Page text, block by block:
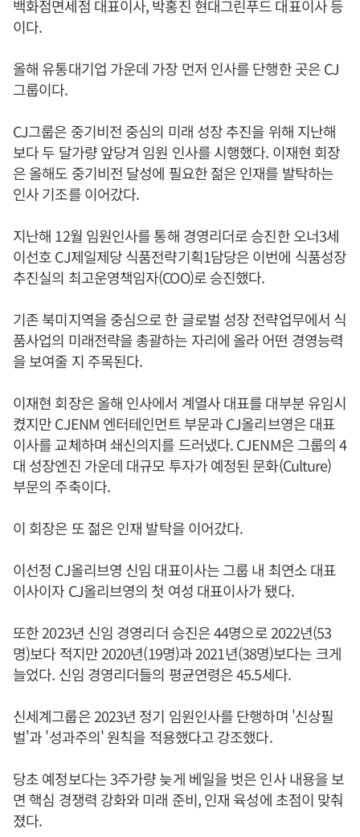
백화점면세점 대표이사, 박홍진 현대그린푸드 대표이사 등
이다.
올해 유통대기업 가운데 가장 먼저 인사를 단행한 곳은 CJ
그룹이다.
CJ그룹은 중기비전 중심의 미래 성장 추진을 위해 지난해
보다 두 달가량 앞당겨 임원 인사를 시행했다. 이재현 회장
은 올해도 중기비전 달성에 필요한 젊은 인재를 발탁하는
인사 기조를 이어갔다.
지난해 12월 임원인사를 통해 경영리더로 승진한 오너3세
이선호 CJ제일제당 식품전략기획1담당은 이번에 식품성장
추진실의 최고운영책임자(COO)로 승진했다.
기존 북미지역을 중심으로 한 글로벌 성장 전략업무에서 식
품사업의 미래전략을 총괄하는 자리에 올라 어떤 경영능력
을 보여줄 지 주목된다.
이재현 회장은 올해 인사에서 계열사 대표를 대부분 유임시
켰지만 CJENM 엔터테인먼트 부문과 CJ올리브영은 대표
이사를 교체하며 쇄신의지를 드러냈다. CJENM은 그룹의 4
대 성장엔진 가운데 대규모 투자가 예정된 문화(Culture)
부문의 주축이다.
이 회장은 또 젊은 인재 발탁을 이어갔다.
이선정 CJ올리브영 신임 대표이사는 그룹 내 최연소 대표
이사이자 CJ올리브영의 첫 여성 대표이사가 됐다.
또한 2023년 신임 경영리더 승진은 44명으로 2022년(53
명)보다 적지만 2020년(19명)과 2021년(38명)보다는 크게
늘었다. 신임 경영리더들의 평균연령은 45.5세다.
신세계그룹은 2023년 정기 임원인사를 단행하며 '신상필
벌'과 '성과주의' 원칙을 적용했다고 강조했다.
당초 예정보다는 3주가량 늦게 베일을 벗은 인사 내용을 보
면 핵심 경쟁력 강화와 미래 준비, 인재 육성에 초점이 맞춰
졌다.